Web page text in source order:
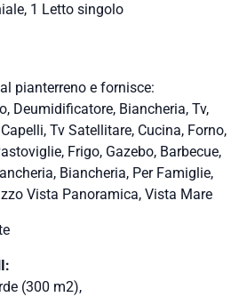
1 Letto singolo
pianterreno e fornisce:
Deumidificatore, Biancheria, Tv,
Tv Satellitare, Cucina, Forno,
Frigo, Gazebo, Barbecue,
Biancheria, Per Famiglie,
Vista Panoramica, Vista Mare
(300 m2),